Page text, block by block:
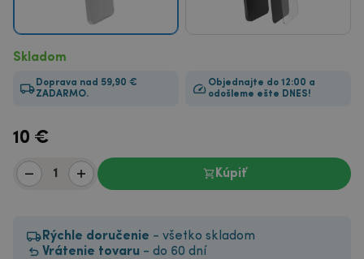
Skladom
Doprava nad 59,90 €
ZADARMO.
Objednajte do 12:00 a
odošleme ešte DNES!
10 €
Kúpiť
Rýchle doručenie - všetko skladom
Vrátenie tovaru - do 60 dní